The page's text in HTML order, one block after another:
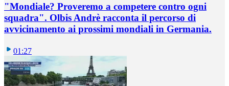
"Mondiale? Proveremo a competere contro ogni
squadra". Olbis Andrè racconta il percorso di
avvicinamento ai prossimi mondiali in Germania.
01:27